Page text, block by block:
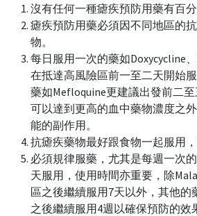
沒有任何一種瘧疾預防用藥有百分
瘧疾預防用藥必須因不同地區的
物。
每日服用一次的藥如Doxycycline
在抵達高風險區前一至二天開始
藥如Mefloquine更建議出發前二
可以達到更高的血中藥物濃度之
能的副作用。
抗瘧疾藥物最好跟食物一起服用
必須規律服藥，尤其是每週一次
天服用，使用時間亦重要，除
區之後繼續服用7天以外，其他的
之後繼續服用4週以確保預防的效